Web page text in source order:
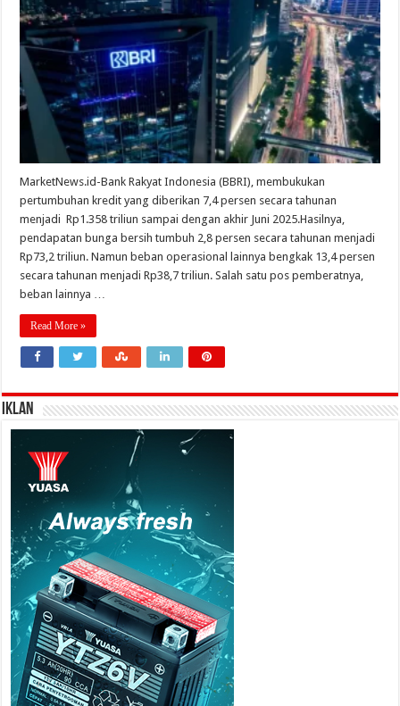
MarketNews.id-Bank Rakyat Indonesia (BBRI), membukukan
pertumbuhan kredit yang diberikan 7,4 persen secara tahunan
menjadi Rp1.358 triliun sampai dengan akhir Juni 2025.Hasilnya,
pendapatan bunga bersih tumbuh 2,8 persen secara tahunan menjadi
Rp73,2 triliun. Namun beban operasional lainnya bengkak 13,4 persen
secara tahunan menjadi Rp38,7 triliun. Salah satu pos pemberatnya,
beban lainnya …
Read More »
IKLAN